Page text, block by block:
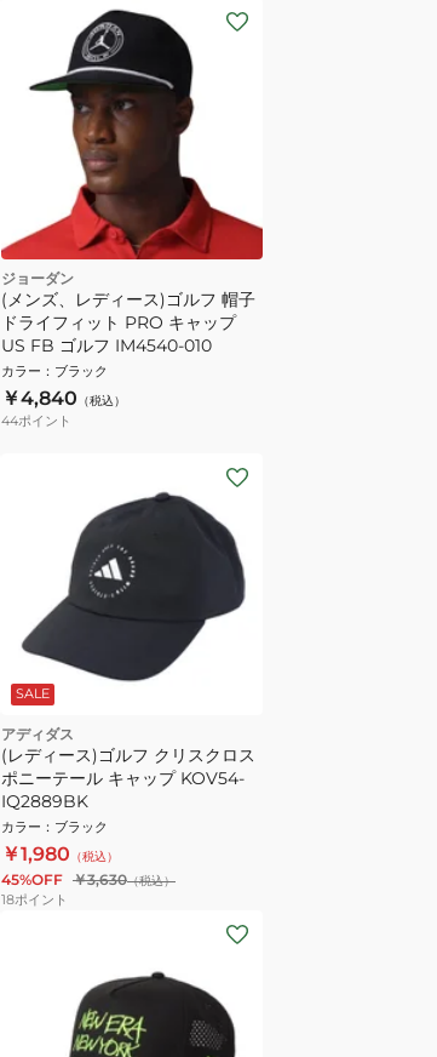
ジョーダン
(メンズ、レディース)ゴルフ 帽子
ドライフィット PRO キャップ
US FB ゴルフ IM4540-010
カラー ： ブラック
￥4,840 （税込）
44ポイント
SALE
アディダス
(レディース)ゴルフ クリスクロス
ポニーテール キャップ KOV54-
IQ2889BK
カラー ： ブラック
￥1,980 （税込）
45%OFF ￥3,630（税込）
18ポイント